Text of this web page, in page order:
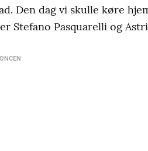
Den dag vi skulle køre
Stefano Pasquarelli og